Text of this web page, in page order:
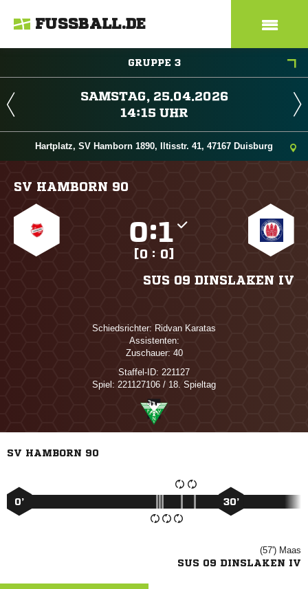
FUSSBALL.DE
GRUPPE 3
 
 
Hartplatz, SV Hamborn 1890, Iltisstr. 41, 47167 Duisburg
SV HAMBORN 90
:
[0 : 0]
SUS 09 DINSLAKEN IV
Schiedsrichter:  
Assistenten:
Zuschauer: 40
Staffel-ID: 221127
Spiel: 221127106 / 18. Spieltag
SV HAMBORN 90
0’ 30’
(57') 
SUS 09 DINSLAKEN IV